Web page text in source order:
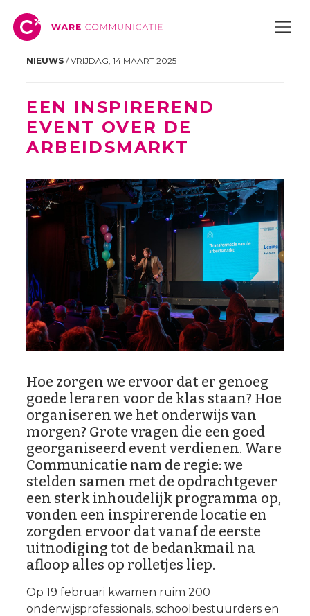
NIEUWS / VRIJDAG, 14 MAART 2025
EEN INSPIREREND
EVENT OVER DE
ARBEIDSMARKT
Hoe zorgen we ervoor dat er genoeg
goede leraren voor de klas staan? Hoe
organiseren we het onderwijs van
morgen? Grote vragen die een goed
georganiseerd event verdienen. Ware
Communicatie nam de regie: we
stelden samen met de opdrachtgever
een sterk inhoudelijk programma op,
vonden een inspirerende locatie en
zorgden ervoor dat vanaf de eerste
uitnodiging tot de bedankmail na
afloop alles op rolletjes liep.
Op 19 februari kwamen ruim 200
onderwijsprofessionals, schoolbestuurders en